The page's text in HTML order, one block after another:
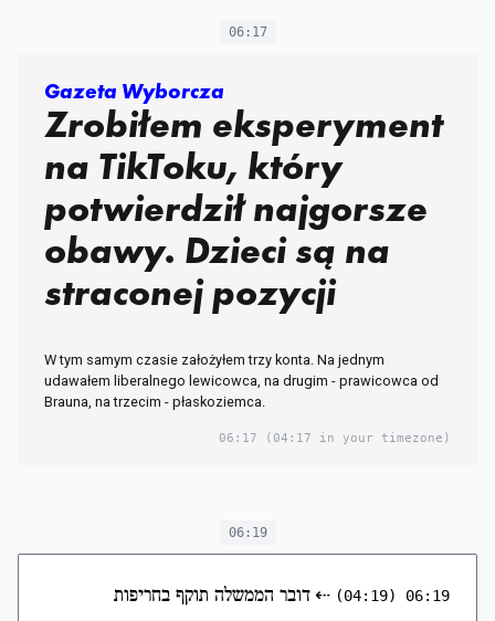
06:17
Gazeta Wyborcza
Zrobiłem eksperyment
na TikToku, który
potwierdził najgorsze
obawy. Dzieci są na
straconej pozycji
W tym samym czasie założyłem trzy konta. Na jednym
udawałem liberalnego lewicowca, na drugim - prawicowca od
Brauna, na trzecim - płaskoziemca.
06:17 (04:17 in your timezone)
06:19
06:19
(04:19)
⇠דובר הממשלה תוקף בחריפות